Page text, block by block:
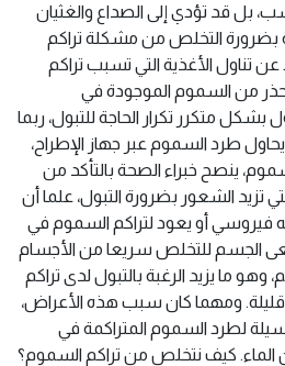
بل قد تؤدي إلى الصداع والغثيان
بضرورة التخلص من مشكلة تراكم
تناول الأغذية التي تسبب تراكم
من السموم الموجودة في
التجميل. 4. التبول بشكل متكرر تكرار الحاجة للتبول، ربما
طرد السموم عبر جهاز الإطراح،
ينصح خبراء الصحة بالتأكد من
تزيد الشعور بضرورة التبول، علما أن
فيروسي أو يعود لتراكم السموم في
الجسم للتخلص سريعا من الأجسام
وهو ما يزيد الرغبة بالتبول لدى تراكم
قليلة. ومهما كان سبب هذه الأعراض،
لطرد السموم المتراكمة في
الماء. كيف نتخلص من تراكم السموم؟